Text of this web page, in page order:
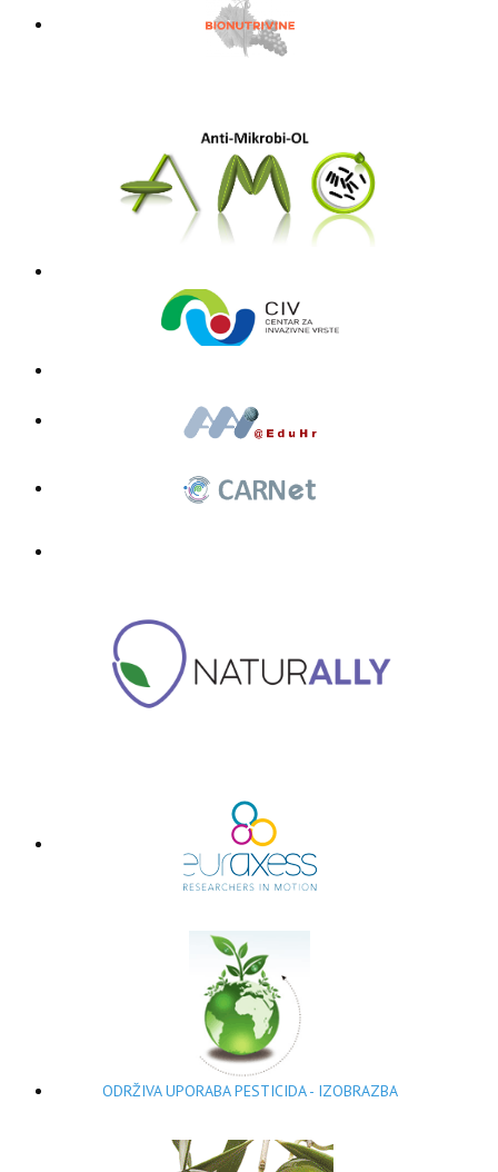
ODRŽIVA UPORABA PESTICIDA - IZOBRAZBA